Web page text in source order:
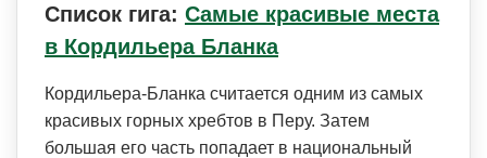
Список гига: Самые красивые места
в Кордильера Бланка
Кордильера-Бланка считается одним из самых
красивых горных хребтов в Перу. Затем
большая его часть попадает в национальный